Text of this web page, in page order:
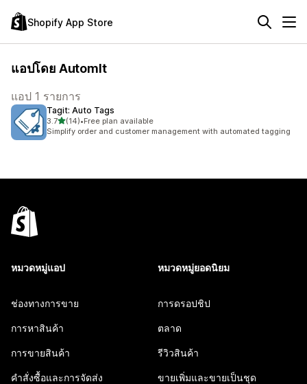
Shopify App Store
แอปโดย AutomIt
แอป 1 รายการ
Tagit: Auto Tags
3.7เต็ม 5 ดาว
(14)
ทั้งหมด 14 รีวิว
•Free plan available
Simplify order and customer management with automated tagging
หมวดหมู่แอป
ช่องทางการขาย
การหาสินค้า
การขายสินค้า
คำสั่งซื้อและการจัดส่ง
หมวดหมู่ยอดนิยม
การดรอปชิป
ตลาด
รีวิวสินค้า
ขายเพิ่มและขายเป็นชุด